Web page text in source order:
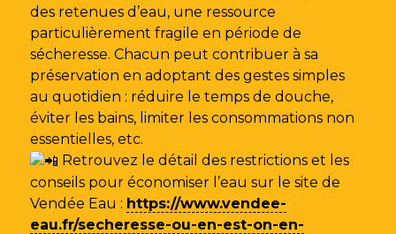
des retenues d’eau, une ressource
particulièrement fragile en période de
sécheresse. Chacun peut contribuer à sa
préservation en adoptant des gestes simples
au quotidien : réduire le temps de douche,
éviter les bains, limiter les consommations non
essentielles, etc.
Retrouvez le détail des restrictions et les
conseils pour économiser l’eau sur le site de
Vendée Eau : https://www.vendee-
eau.fr/secheresse-ou-en-est-on-en-